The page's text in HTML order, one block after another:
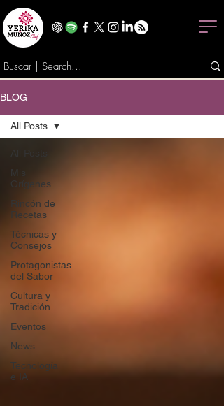
BLOG
Mis
Orígenes
Rincón de
Recetas
Técnicas y
Consejos
Protagonistas
del Sabor
Cultura y
Tradición
Eventos
News
Tecnología
e IA
All Posts